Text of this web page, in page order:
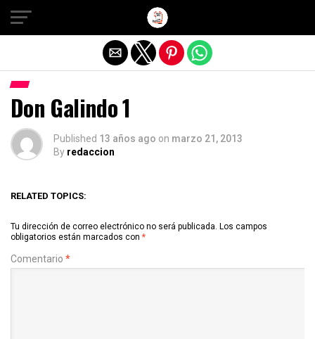
Don Galindo 1
Published 13 años ago on marzo 21, 2013
By redaccion
RELATED TOPICS:
Tu dirección de correo electrónico no será publicada. Los campos
obligatorios están marcados con *
Comentario *
Salir de la versión móvil